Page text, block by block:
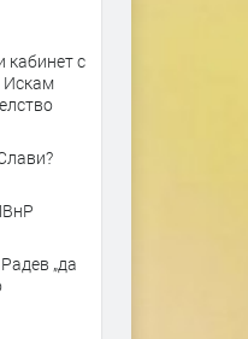
кабинет с
Искам
„да